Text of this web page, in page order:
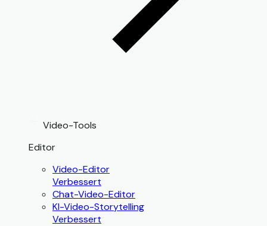
Video-Tools
Editor
Video-Editor
Verbessert
Chat-Video-Editor
KI-Video-Storytelling
Verbessert